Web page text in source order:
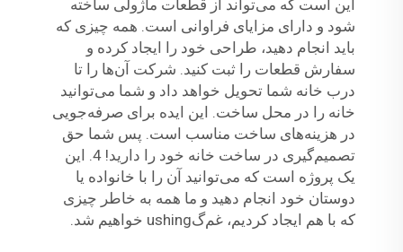
این است که می‌تواند از قطعات ماژولی ساخته
شود و دارای مزایای فراوانی است. همه چیزی که
باید انجام دهید، طراحی خود را ایجاد کرده و
سفارش قطعات را ثبت کنید. شرکت آن‌ها را تا
درب خانه شما تحویل خواهد داد و شما می‌توانید
خانه را در محل ساخت. این ایده برای صرفه‌جویی
در هزینه‌های ساخت مناسب است. پس شما حق
تصمیم‌گیری در ساخت خانه خود را دارید! 4. این
یک پروژه است که می‌توانید آن را با خانواده یا
دوستان خود انجام دهید و ما همه به خاطر چیزی
که با هم ایجاد کردیم، غم‌گushing خواهیم شد.